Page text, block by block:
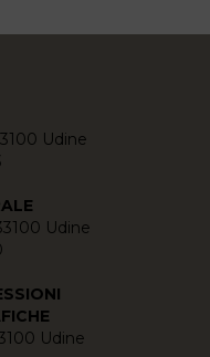
Udine
Udine
Udine